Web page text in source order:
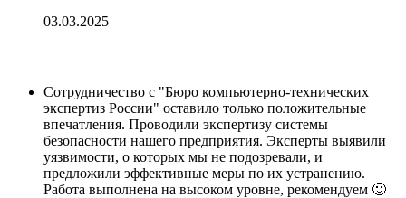
03.03.2025
Сотрудничество с "Бюро компьютерно-технических
экспертиз России" оставило только положительные
впечатления. Проводили экспертизу системы
безопасности нашего предприятия. Эксперты выявили
уязвимости, о которых мы не подозревали, и
предложили эффективные меры по их устранению.
Работа выполнена на высоком уровне, рекомендуем 🙂